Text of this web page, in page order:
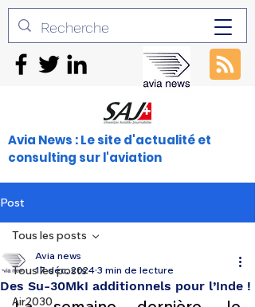
Avia News : Le site d'actualité et
consulting sur l'aviation
Post
Tous les posts
Air2030
Tous les posts
Des Su-30MkI additionnels pour l’Inde !
Avia news
17 déc. 2024 3 min de lecture